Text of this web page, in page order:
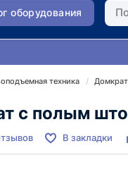
оборудования
техника
с полым
В закладки